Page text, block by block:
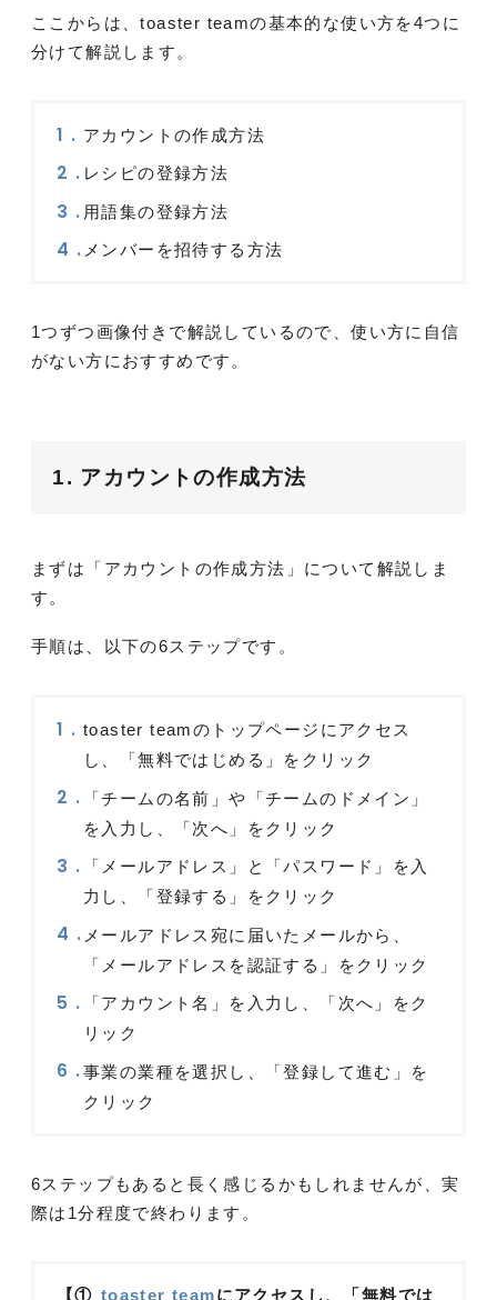
ここからは、toaster teamの基本的な使い方を4つに
分けて解説します。
アカウントの作成方法
レシピの登録方法
用語集の登録方法
メンバーを招待する方法
1つずつ画像付きで解説しているので、使い方に自信
がない方におすすめです。
1. アカウントの作成方法
まずは「アカウントの作成方法」について解説しま
す。
手順は、以下の6ステップです。
toaster teamのトップページにアクセス
し、「無料ではじめる」をクリック
「チームの名前」や「チームのドメイン」
を入力し、「次へ」をクリック
「メールアドレス」と「パスワード」を入
力し、「登録する」をクリック
メールアドレス宛に届いたメールから、
「メールアドレスを認証する」をクリック
「アカウント名」を入力し、「次へ」をク
リック
事業の業種を選択し、「登録して進む」を
クリック
6ステップもあると長く感じるかもしれませんが、実
際は1分程度で終わります。
【① toaster teamにアクセスし、「無料では